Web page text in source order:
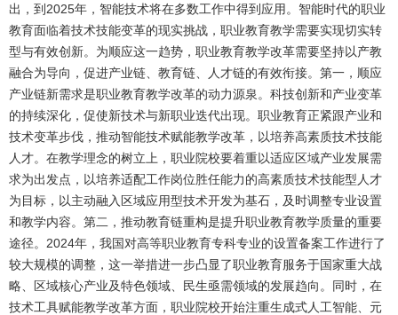
出，到2025年，智能技术将在多数工作中得到应用。智能时代的职业
教育面临着技术技能变革的现实挑战，职业教育教学需要实现切实转
型与有效创新。为顺应这一趋势，职业教育教学改革需要坚持以产教
融合为导向，促进产业链、教育链、人才链的有效衔接。第一，顺应
产业链新需求是职业教育教学改革的动力源泉。科技创新和产业变革
的持续深化，促使新技术与新职业迭代出现。职业教育正紧跟产业和
技术变革步伐，推动智能技术赋能教学改革，以培养高素质技术技能
人才。在教学理念的树立上，职业院校要着重以适应区域产业发展需
求为出发点，以培养适配工作岗位胜任能力的高素质技术技能型人才
为目标，以主动融入区域应用型技术开发为基石，及时调整专业设置
和教学内容。第二，推动教育链重构是提升职业教育教学质量的重要
途径。2024年，我国对高等职业教育专科专业的设置备案工作进行了
较大规模的调整，这一举措进一步凸显了职业教育服务于国家重大战
略、区域核心产业及特色领域、民生亟需领域的发展趋向。同时，在
技术工具赋能教学改革方面，职业院校开始注重生成式人工智能、元